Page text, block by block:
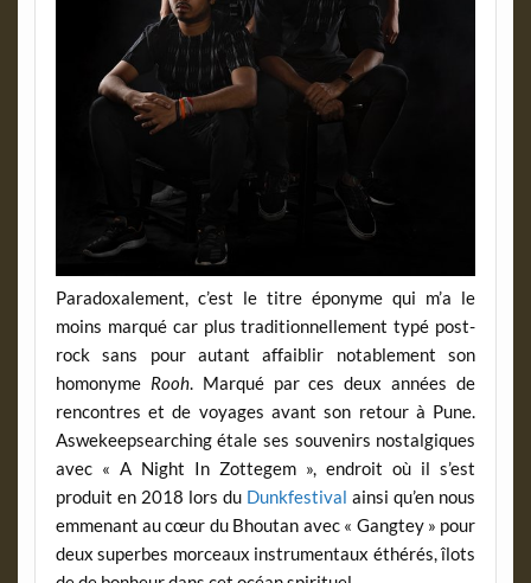
Paradoxalement, c’est le titre éponyme qui m’a le
moins marqué car plus traditionnellement typé post-
rock sans pour autant affaiblir notablement son
homonyme Rooh. Marqué par ces deux années de
rencontres et de voyages avant son retour à Pune.
Aswekeepsearching étale ses souvenirs nostalgiques
avec « A Night In Zottegem », endroit où il s’est
produit en 2018 lors du Dunkfestival ainsi qu’en nous
emmenant au cœur du Bhoutan avec « Gangtey » pour
deux superbes morceaux instrumentaux éthérés, îlots